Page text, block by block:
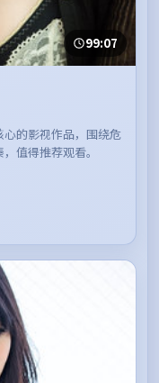
99:07
的影视作品，围绕危
值得推荐观看。